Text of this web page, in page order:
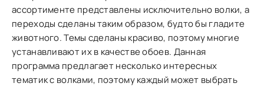
ассортименте представлены исключительно волки, а
переходы сделаны таким образом, будто бы гладите
животного. Темы сделаны красиво, поэтому многие
устанавливают их в качестве обоев. Данная
программа предлагает несколько интересных
тематик с волками, поэтому каждый может выбрать